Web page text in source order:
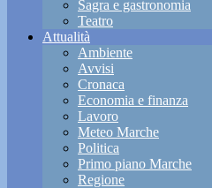
Sagra e gastronomia
Teatro
Attualità
Ambiente
Avvisi
Cronaca
Economia e finanza
Lavoro
Meteo Marche
Politica
Primo piano Marche
Regione